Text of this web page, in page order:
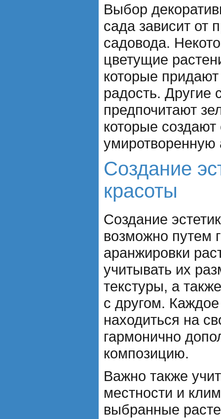
Выбор
сада зависит от
садовода.
цветущие
которые
радость. Другие
предпочитают
которые
умиротворенную
Создание
красоты
Создание
возможно путем
аранжировки
учитывать их
текстуры, а
с другом.
находиться на
гармонично
композицию.
Важно также
местности и
выбранные